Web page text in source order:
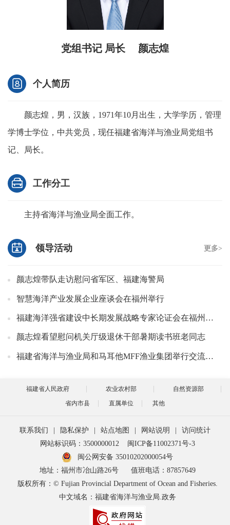
党组书记 局长 颜志煌
个人简历
颜志煌，男，汉族，1971年10月出生，大学学历，管理
学博士学位，中共党员，现任福建省海洋与渔业局党组书
记、局长。
工作分工
主持省海洋与渔业局全面工作。
领导活动 更多>
颜志煌带队走访慰问省军区、福建海警局
智慧海洋产业发展企业座谈会在福州举行
福建海洋强省建设中长期发展战略专家论证会在福州召开
颜志煌看望慰问机关厅级退休干部暑期读书班老同志
福建省海洋与渔业局和马耳他MFF渔业集团举行交流座谈
福建省人民政府 农业农村部
自然资源部
省内市县
直属单位 其他
联系我们 | 隐私保护 | 站点地图 | 网站说明 |
访问统计
网站标识码：3500000012
闽ICP备11002371号-3
闽公网安备 35010202000054号
地址：福州市冶山路26号
值班电话：87857649
版权所有：© Fujian Provincial Department of Ocean and Fisheries.
中文域名：福建省海洋与渔业局.政务